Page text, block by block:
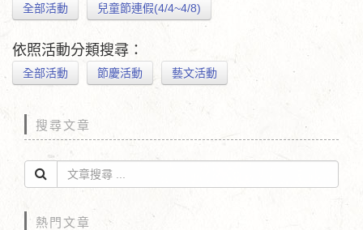
全部活動 兒童節連假(4/4~4/8)
依照活動分類搜尋：
全部活動 節慶活動 藝文活動
搜尋文章
熱門文章